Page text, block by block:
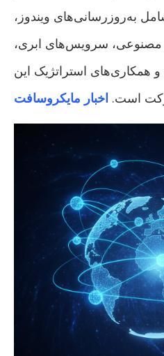
به‌روزرسانی‌های ویندوز،
سرویس‌های ابری،
استراتژیک این
است. اخبار مایکروسافت